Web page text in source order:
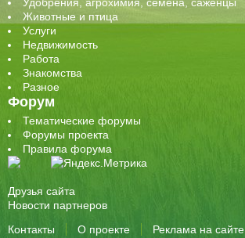
Удобрения, агрохимия, семена, саженцы
Животные и птица
Услуги
Недвижимость
Работа
Знакомства
Разное
Форум
Тематические форумы
Форумы проекта
Правила форума
Друзья сайта
Новости партнеров
Контакты
О проекте Реклама на сайте